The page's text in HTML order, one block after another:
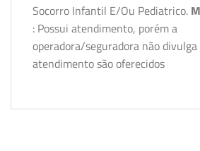
Socorro Infantil E/Ou Pediatrico.
: Possui atendimento, porém a
operadora/seguradora não
atendimento são oferecidos